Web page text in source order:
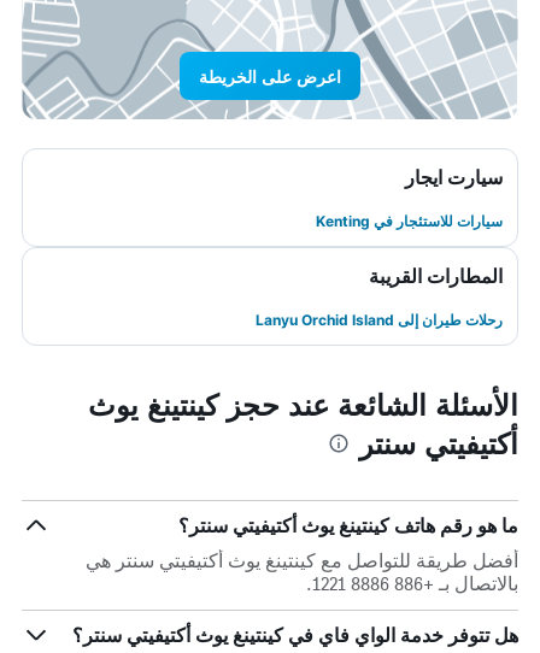
اعرض على الخريطة
سيارت ايجار
سيارات للاستئجار في Kenting
المطارات القريبة
رحلات طيران إلى Lanyu Orchid Island
الأسئلة الشائعة عند حجز كينتينغ يوث
أكتيفيتي سنتر
ما هو رقم هاتف كينتينغ يوث أكتيفيتي سنتر؟
أفضل طريقة للتواصل مع كينتينغ يوث أكتيفيتي سنتر هي
بالاتصال بـ +886 8886 1221.
هل تتوفر خدمة الواي فاي في كينتينغ يوث أكتيفيتي سنتر؟